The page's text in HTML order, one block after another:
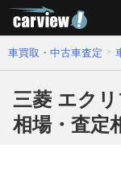
車買取・中古車査定
三菱 エク
相場・査定